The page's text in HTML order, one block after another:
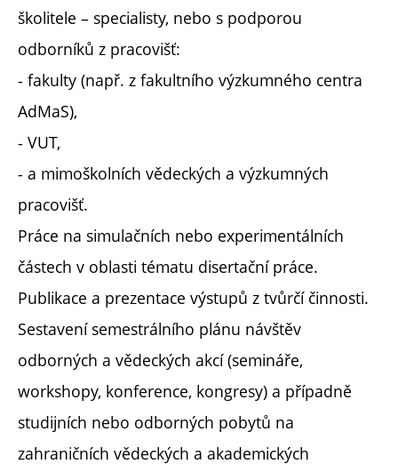
školitele – specialisty, nebo s podporou
odborníků z pracovišť:
- fakulty (např. z fakultního výzkumného centra
AdMaS),
- VUT,
- a mimoškolních vědeckých a výzkumných
pracovišť.
Práce na simulačních nebo experimentálních
částech v oblasti tématu disertační práce.
Publikace a prezentace výstupů z tvůrčí činnosti.
Sestavení semestrálního plánu návštěv
odborných a vědeckých akcí (semináře,
workshopy, konference, kongresy) a případně
studijních nebo odborných pobytů na
zahraničních vědeckých a akademických